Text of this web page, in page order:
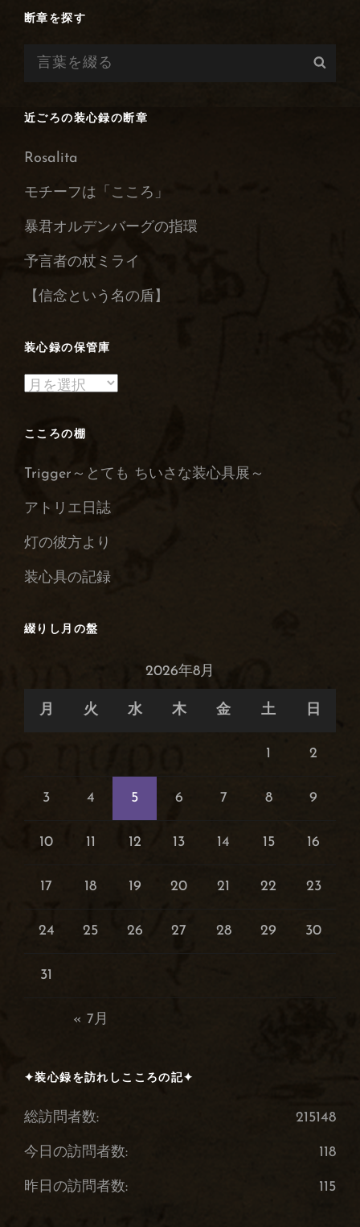
投
断章を探す
検
近ごろの装心録の断章
Rosalita
モチーフは「こころ」
暴君オルデンバーグの指環
予言者の杖ミライ
【信念という名の盾】
装心録の保管庫
装
録
保
こころの棚
Trigger～とても ちいさな装心具展～
アトリエ日誌
灯の彼方より
装心具の記録
綴りし月の盤
2026年8月
月 火 水 木 金 土 日
« 7月
1 2
3 4 5 6 7 8 9
10 11 12 13 14 15 16
17 18 19 20 21 22 23
24 25 26 27 28 29 30
31
✦装心録を訪れしこころの記✦
215148
総訪問者数:
118
今日の訪問者数:
115
昨日の訪問者数: